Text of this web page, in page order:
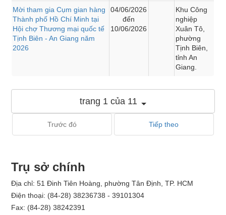
Mời tham gia Cụm gian hàng
Thành phố Hồ Chí Minh tại
Hội chợ Thương mại quốc tế
Tịnh Biên - An Giang năm
2026
04/06/2026
đến
10/06/2026
Khu Công
nghiệp
Xuân Tô,
phường
Tịnh Biên,
tỉnh An
Giang.
trang 1 của 11
Trước đó Tiếp theo
Trụ sở chính
Địa chỉ: 51 Đinh Tiên Hoàng, phường Tân Định, TP. HCM
Điện thoại: (84-28) 38236738 - 39101304
Fax: (84-28) 38242391